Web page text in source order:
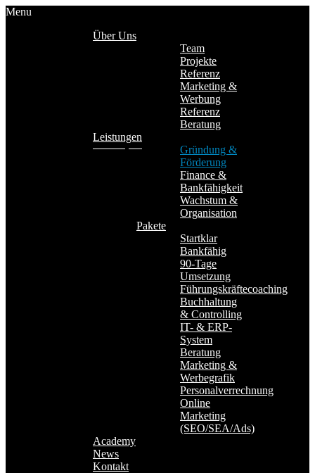
Menu
Über Uns
Team
Projekte
Referenz
Marketing &
Werbung
Referenz
Beratung
Leistungen
Gründung &
Förderung
Finance &
Bankfähigkeit
Wachstum &
Organisation
Pakete
Startklar
Bankfähig
90-Tage
Umsetzung
Führungskräftecoaching
Buchhaltung
& Controlling
IT- & ERP-
System
Beratung
Marketing &
Werbegrafik
Personalverrechnung
Online
Marketing
(SEO/SEA/Ads)
Academy
News
Kontakt